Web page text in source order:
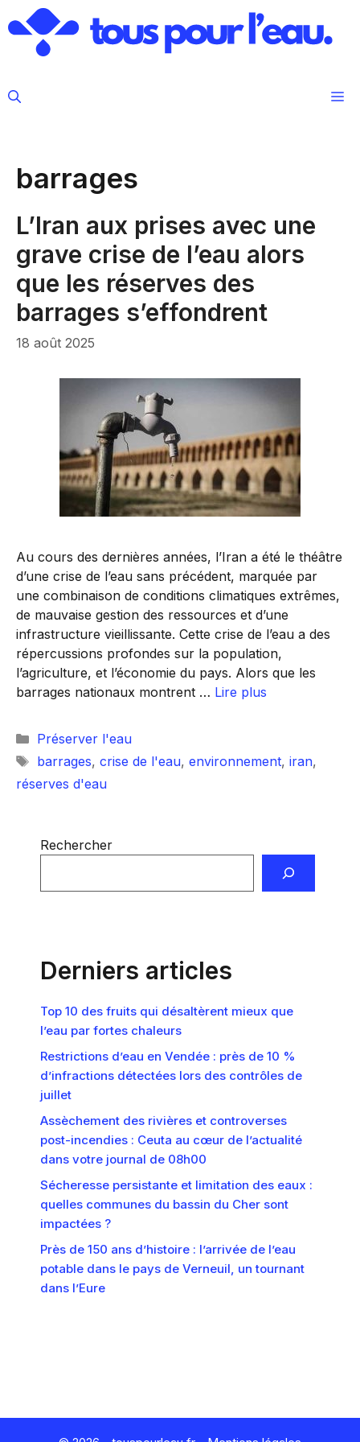
au
contenu
barrages
L’Iran aux prises avec une
grave crise de l’eau alors
que les réserves des
barrages s’effondrent
18 août 2025
Au cours des dernières années, l’Iran a été le théâtre
d’une crise de l’eau sans précédent, marquée par
une combinaison de conditions climatiques extrêmes,
de mauvaise gestion des ressources et d’une
infrastructure vieillissante. Cette crise de l’eau a des
répercussions profondes sur la population,
l’agriculture, et l’économie du pays. Alors que les
barrages nationaux montrent … Lire plus
Catégories
Préserver l'eau
Étiquettes
barrages, crise de l'eau, environnement, iran,
réserves d'eau
Rechercher
Derniers articles
Top 10 des fruits qui désaltèrent mieux que
l’eau par fortes chaleurs
Restrictions d’eau en Vendée : près de 10 %
d’infractions détectées lors des contrôles de
juillet
Assèchement des rivières et controverses
post-incendies : Ceuta au cœur de l’actualité
dans votre journal de 08h00
Sécheresse persistante et limitation des eaux :
quelles communes du bassin du Cher sont
impactées ?
Près de 150 ans d’histoire : l’arrivée de l’eau
potable dans le pays de Verneuil, un tournant
dans l’Eure